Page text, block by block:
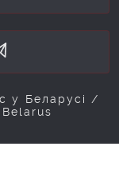
у Беларусі /